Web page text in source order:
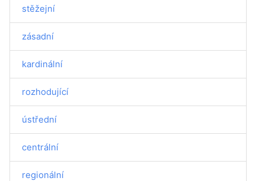
stěžejní
zásadní
kardinální
rozhodující
ústřední
centrální
regionální